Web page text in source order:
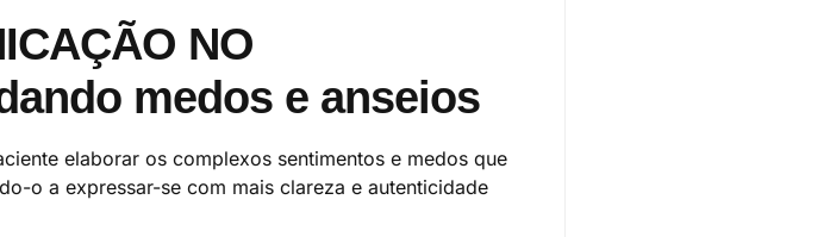
NO
medos e anseios
elaborar os complexos sentimentos e medos que
o a expressar-se com mais clareza e autenticidade